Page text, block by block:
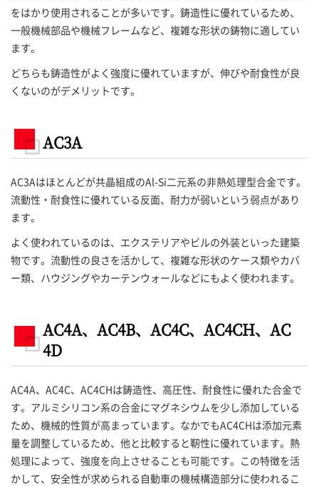
をはかり使用されることが多いです。鋳造性に優れているため、
一般機械部品や機械フレームなど、複雑な形状の鋳物に適してい
ます。
どちらも鋳造性がよく強度に優れていますが、伸びや耐食性が良
くないのがデメリットです。
AC3A
AC3Aはほとんどが共晶組成のAl-Si二元系の非熱処理型合金です。
流動性・耐食性に優れている反面、耐力が弱いという弱点があり
ます。
よく使われているのは、エクステリアやビルの外装といった建築
物です。流動性の良さを活かして、複雑な形状のケース類やカバ
ー類、ハウジングやカーテンウォールなどにもよく使われます。
AC4A、AC4B、AC4C、AC4CH、AC
4D
AC4A、AC4C、AC4CHは鋳造性、高圧性、耐食性に優れた合金で
す。アルミシリコン系の合金にマグネシウムを少し添加している
ため、機械的性質が高まっています。なかでもAC4CHは添加元素
量を調整しているため、他と比較すると靭性に優れています。熱
処理によって、強度を向上させることも可能です。この特徴を活
かして、安全性が求められる自動車の機械構造部分に使われるこ